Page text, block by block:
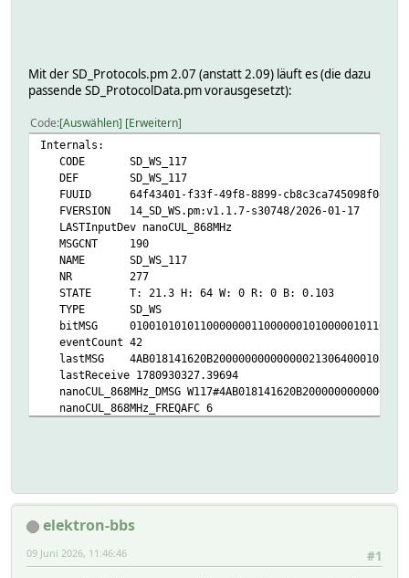
Mit der SD_Protocols.pm 2.07 (anstatt 2.09) läuft es (die dazu
passende SD_ProtocolData.pm vorausgesetzt):
Code Auswählen Erweitern
Internals:
CODE SD_WS_117
DEF SD_WS_117
FUUID 64f43401-f33f-49f8-8899-cb8c3ca745098f0e
FVERSION 14_SD_WS.pm:v1.1.7-s30748/2026-01-17
LASTInputDev nanoCUL_868MHz
MSGCNT 190
NAME SD_WS_117
NR 277
STATE T: 21.3 H: 64 W: 0 R: 0 B: 0.103
TYPE SD_WS
bitMSG
eventCount 42
lastMSG
lastReceive 1780930327.39694
nanoCUL_868MHz_DMSG
nanoCUL_868MHz_FREQAFC 6
READINGS:
2026-01-27 16:11:37 batteryChanged 1
2026-06-08 16:52:07 brightness 0.103
elektron-bbs
#1
09 Juni 2026, 11:46:46